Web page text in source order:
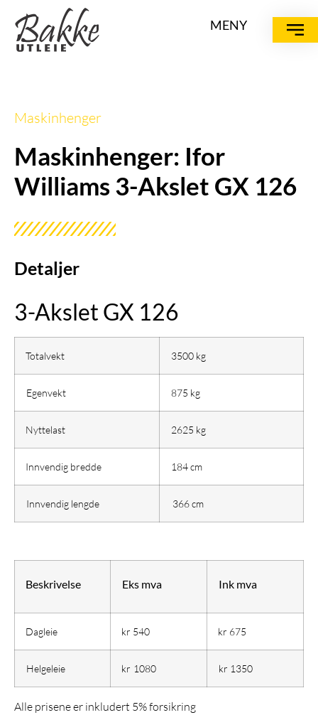
MENY
Maskinhenger
Maskinhenger: Ifor
Williams 3-Akslet GX 126
Detaljer
3-Akslet GX 126
Totalvekt 3500 kg
Egenvekt 875 kg
Nyttelast 2625 kg
Innvendig bredde 184 cm
Innvendig lengde 366 cm
Beskrivelse Eks mva Ink mva
Dagleie kr 540 kr 675
Helgeleie kr 1080 kr 1350
Alle prisene er inkludert 5% forsikring